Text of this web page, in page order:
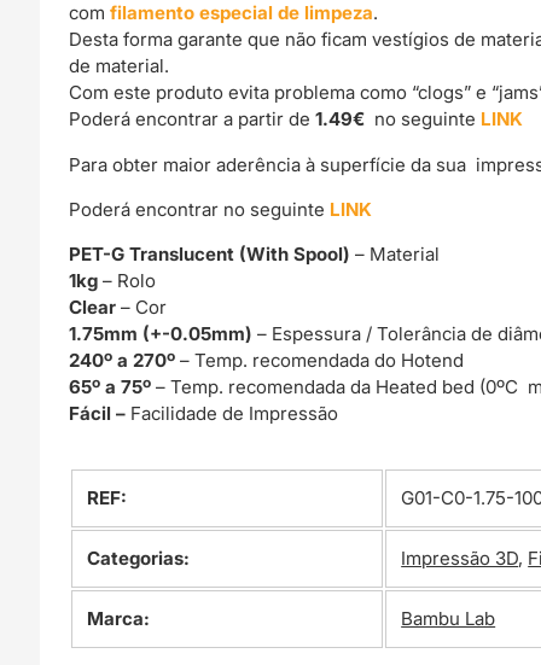
com filamento especial de limpeza.
Desta forma garante que não ficam vestígios de
de material.
Com este produto evita problema como “clogs” e
Poderá encontrar a partir de1.49€ no seguinte LINK
Para obter maior aderência à superfície da sua
Poderá encontrar no seguinte LINK
PET-G Translucent (With Spool)– Material
1kg – Rolo
Clear– Cor
1.75mm (+-0.05mm)– Espessura / Tolerância de
240º a 270º– Temp. recomendada do Hotend
65º a 75º– Temp. recomendada da Heated bed (0ºC
Fácil – Facilidade de Impressão
REF: G01-C0-1.75-
Categorias: Impressão 3D,
Marca: Bambu Lab